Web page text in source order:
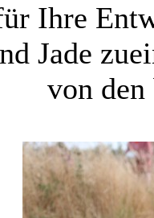
Ihre
Jade
von